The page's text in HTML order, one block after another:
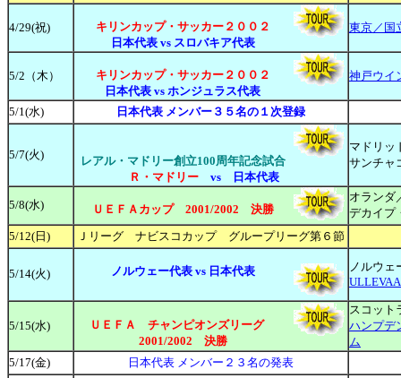
4/29(祝)
キリンカップ・サッカー２００２
日本代表 vs スロバキア代表
東京／国
5/2（木）
キリンカップ・サッカー２００２
日本代表 vs ホンジュラス代表
神戸ウイ
5/1(水) 日本代表 メンバー３５名の１次登録
5/7(火) レアル・マドリー創立100周年記念試合
Ｒ・マドリーvs 日本代表
マドリッ
サンチャ
5/8(水) ＵＥＦＡカップ 2001/2002 決勝
オランダ
デカイプ
5/12(日)
Ｊリーグ ナビスコカップ グループリーグ第６節
5/14(火) ノルウェー代表vs 日本代表
ノルウェ
5/15(水)
ＵＥＦＡ チャンピオンズリーグ
2001/2002 決勝
スコット
ハンプデ
ム
5/17(金)
日本代表 メンバー２３名の発表